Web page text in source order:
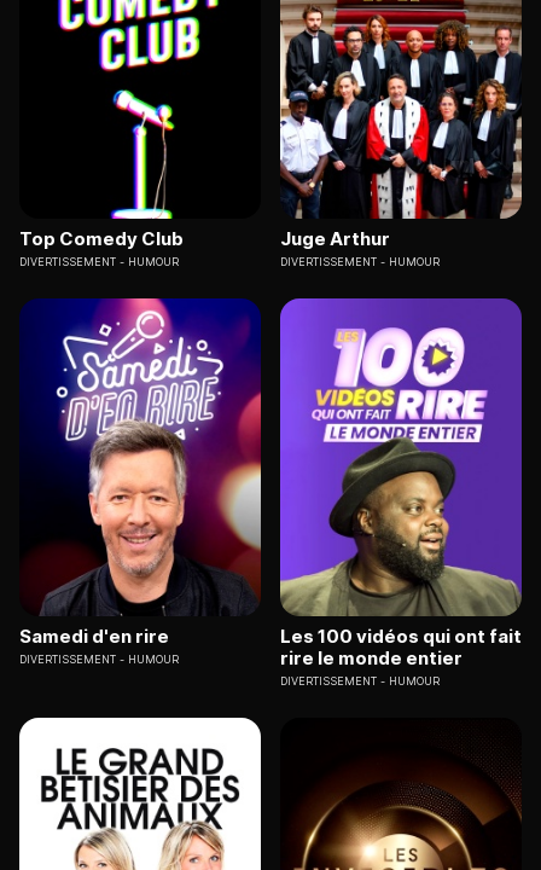
Top Comedy Club
DIVERTISSEMENT HUMOUR
Juge Arthur
DIVERTISSEMENT HUMOUR
Samedi d'en rire
DIVERTISSEMENT HUMOUR
Les 100 vidéos qui ont fait
rire le monde entier
DIVERTISSEMENT HUMOUR